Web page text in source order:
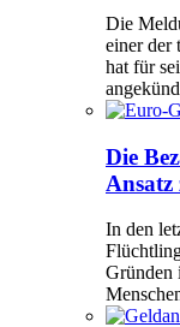
Die
einer der
hat für
Die
In den
Gründen